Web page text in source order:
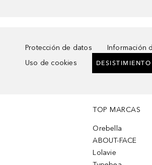
Protección de datos Información
Uso de cookies
TOP MARCAS
Orebella
ABOUT-FACE
Lolavie